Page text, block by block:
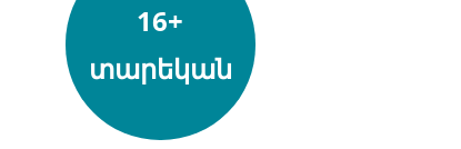
16+
տարեկան